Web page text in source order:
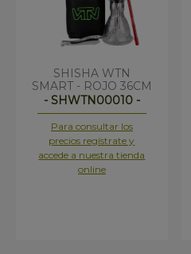
SHISHA WTN
SMART - ROJO 36CM
- SHWTN00010 -
Para consultar los
precios regístrate y
accede a nuestra tienda
online